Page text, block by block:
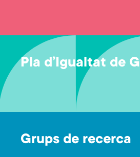
Pla d’Igualtat de
Grups de recerca